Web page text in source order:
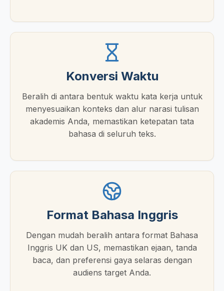
Konversi Waktu
Beralih di antara bentuk waktu kata kerja untuk
menyesuaikan konteks dan alur narasi tulisan
akademis Anda, memastikan ketepatan tata
bahasa di seluruh teks.
Format Bahasa Inggris
Dengan mudah beralih antara format Bahasa
Inggris UK dan US, memastikan ejaan, tanda
baca, dan preferensi gaya selaras dengan
audiens target Anda.